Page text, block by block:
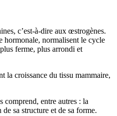
c’est-à-dire aux œstrogènes.
hormonale, normalisent le cycle
ferme, plus arrondi et
la croissance du tissu mammaire,
comprend, entre autres : la
sa structure et de sa forme.